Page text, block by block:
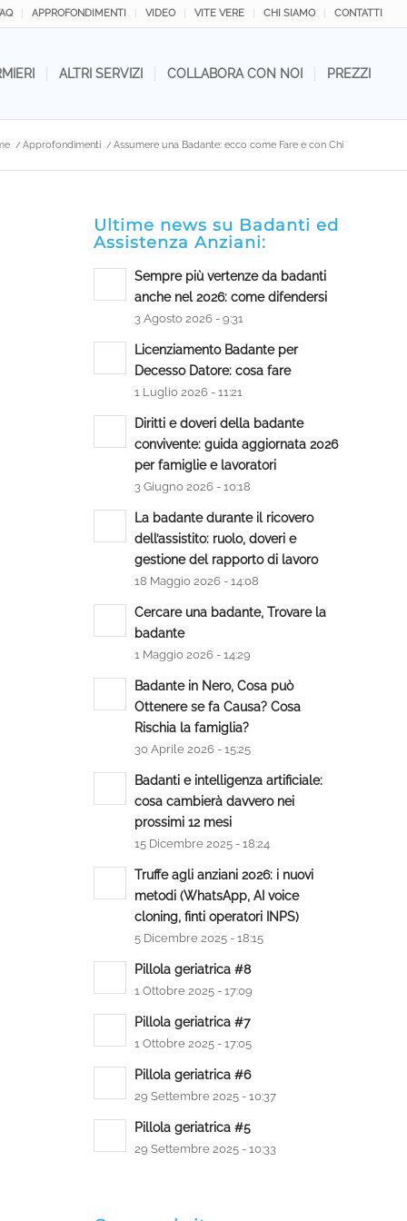
APPROFONDIMENTI VIDEO VITE VERE CHI SIAMO CONTATTI
ALTRI SERVIZI COLLABORA CON NOI PREZZI
/ Approfondimenti / Assumere una Badante: ecco come Fare e con Chi
Ultime news su Badanti ed
Assistenza Anziani:
Sempre più vertenze da badanti
anche nel 2026: come difendersi
3 Agosto 2026 - 9:31
Licenziamento Badante per
Decesso Datore: cosa fare
1 Luglio 2026 - 11:21
Diritti e doveri della badante
convivente: guida aggiornata 2026
per famiglie e lavoratori
3 Giugno 2026 - 10:18
La badante durante il ricovero
dell’assistito: ruolo, doveri e
gestione del rapporto di lavoro
18 Maggio 2026 - 14:08
Cercare una badante, Trovare la
badante
1 Maggio 2026 - 14:29
Badante in Nero, Cosa può
Ottenere se fa Causa? Cosa
Rischia la famiglia?
30 Aprile 2026 - 15:25
Badanti e intelligenza artificiale:
cosa cambierà davvero nei
prossimi 12 mesi
15 Dicembre 2025 - 18:24
Truffe agli anziani 2026: i nuovi
metodi (WhatsApp, AI voice
cloning, finti operatori INPS)
5 Dicembre 2025 - 18:15
Pillola geriatrica #8
1 Ottobre 2025 - 17:09
Pillola geriatrica #7
1 Ottobre 2025 - 17:05
Pillola geriatrica #6
29 Settembre 2025 - 10:37
Pillola geriatrica #5
29 Settembre 2025 - 10:33